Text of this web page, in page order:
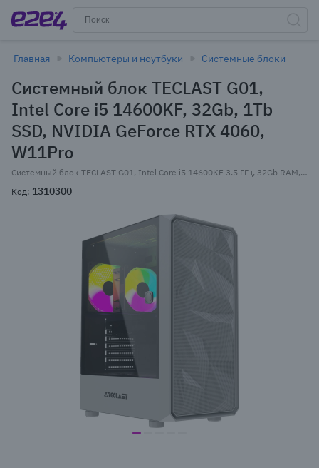
Главная Компьютеры и ноутбуки Системные блоки
Системный блок TECLAST G01,
Intel Core i5 14600KF, 32Gb, 1Tb
SSD, NVIDIA GeForce RTX 4060,
W11Pro
Системный блок TECLAST G01, Intel Core i5 14600KF 3.5 ГГц, 32Gb RAM, 1Tb SSD, NVIDIA GeForce RTX 4060 8Gb, W11Pro, белый (G01 14600KF32G1T4060WKRU)
Код: 1310300
item